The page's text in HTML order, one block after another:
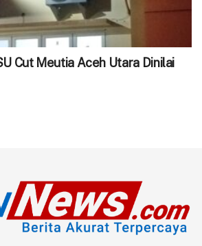
Cut Meutia Aceh Utara Dinilai